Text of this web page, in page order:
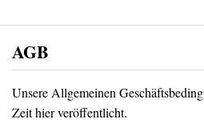
AGB
Unsere Allgemeinen
Zeit hier veröffentlicht.